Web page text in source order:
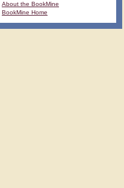
About the BookMine
BookMine Home